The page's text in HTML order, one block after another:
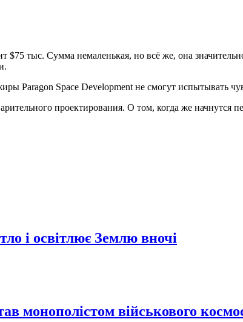
$75 тыс. Сумма немаленькая, но всё же, она
Paragon Space Development не смогут испытывать
проектирования. О том, когда же начнутся
і освітлює Землю вночі
монополістом військового